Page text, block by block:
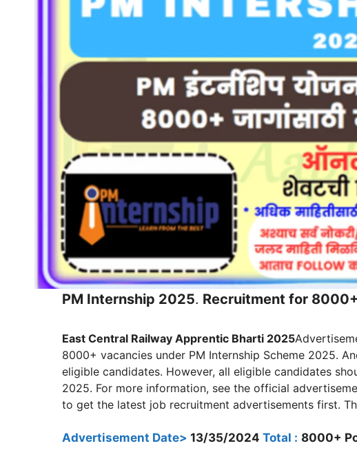
PM Internship 2025. Recruitment for
East Central Railway Apprentic Bharti 2025
8000+ vacancies under PM Internship Scheme 2025.
eligible candidates. However, all eligible candidates
2025. For more information, see the official
to get the latest job recruitment advertisements first.
Advertisement Date> 13/35/2024 Total : 8000+